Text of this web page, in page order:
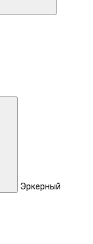
Эркерный